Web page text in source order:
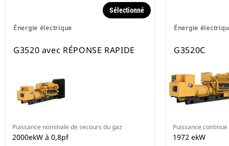
Énergie électrique
Sélectionné
G3520 avec RÉPONSE RAPIDE
Puissance nominale de secours du gaz
2000ekW à 0,8pf
Énergie
G3520C
Puissance continue
1972 ekW